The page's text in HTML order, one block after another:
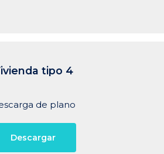
tipo 4
de plano
Descargar